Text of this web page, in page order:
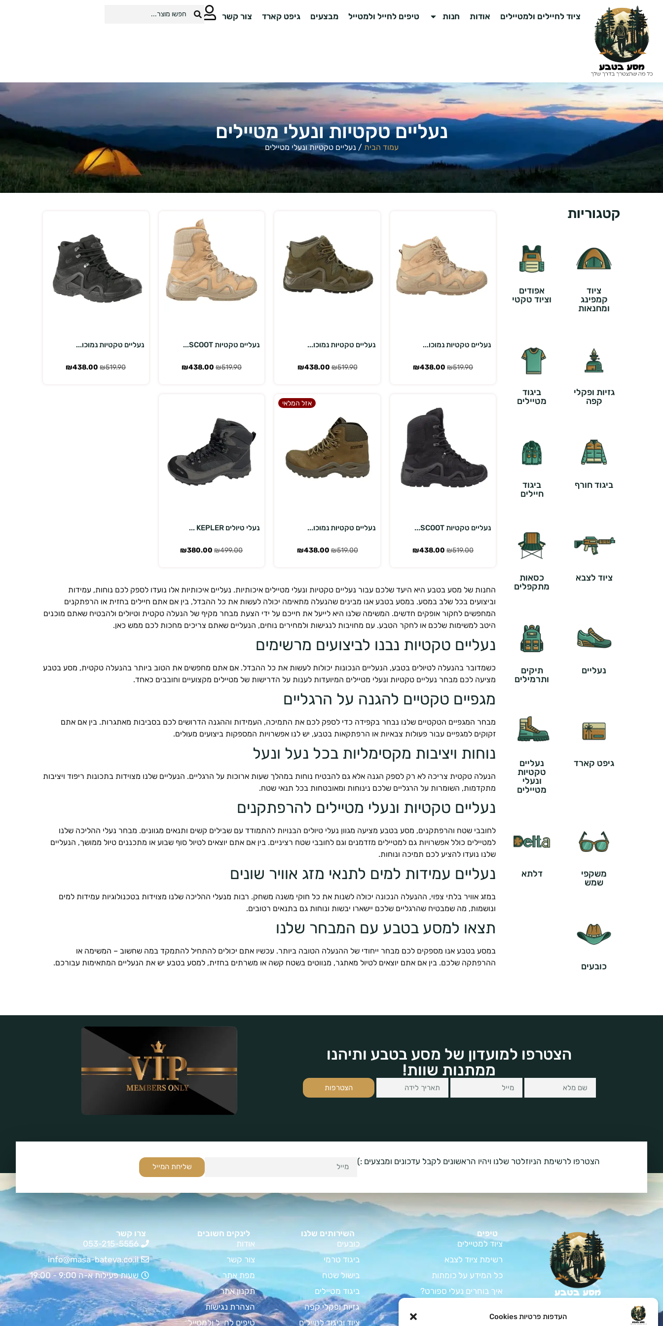
העדפות פרטיות Cookies
ציוד לחיילים ולמטיילים אודות חנות טיפים לחייל ולמטייל מבצעים גיפט קארד צור קשר
נעליים טקטיות ונעלי מטיילים
עמוד הבית / נעליים טקטיות ונעלי מטיילים
קטגוריות
ציוד
קמפינג
ומחנאות
אפודים
וציוד טקטי
גזיות ופקלי
קפה
ביגוד
מטיילים
ביגוד חורף
ביגוד
חיילים
ציוד לצבא
כסאות
מתקפלים
נעליים
תיקים
ותרמילים
גיפט קארד
נעליים
טקטיות
ונעלי
מטיילים
משקפי
שמש
דלתא
כובעים
נעליים טקטיות נמוכו...
₪519.90
₪438.00
נעליים טקטיות נמוכו...
₪519.90
₪438.00
נעליים טקטיות SCOOT...
₪519.90
₪438.00
נעליים טקטיות נמוכו...
₪519.90
₪438.00
נעליים טקטיות SCOOT...
₪519.00
₪438.00
אזל המלאי
נעליים טקטיות נמוכו...
₪519.00
₪438.00
נעלי טיולים KEPLER ...
₪499.00
₪380.00
החנות של מסע בטבע היא היעד שלכם עבור נעליים טקטיות ונעלי מטיילים איכותיות. נעליים איכותיות אלו נועדו לספק לכם נוחות, עמידות
וביצועים בכל שלב במסע. במסע בטבע אנו מבינים שהנעלה מתאימה יכולה לעשות את כל ההבדל, בין אם אתם חיילים בחזית או הרפתקנים
המחפשים לחקור אופקים חדשים. המשימה שלנו היא לייעל את חייכם על ידי הצעת מבחר מקיף של הנעלה טקטית וטיולים ולהבטיח שאתם מוכנים
היטב למשימות שלכם או לחקר הטבע. עם מחויבות לנגישות ולמחירים נוחים, הנעליים שאתם צריכים מחכות לכם ממש כאן.
נעליים טקטיות נבנו לביצועים מרשימים
כשמדובר בהנעלה לטיולים בטבע, הנעליים הנכונות יכולות לעשות את כל ההבדל. אם אתם מחפשים את הטוב ביותר בהנעלה טקטית, מסע בטבע
מציעה לכם מבחר נעליים טקטיות ונעלי מטיילים המיועדות לענות על הדרישות של מטיילים מקצועיים וחובבים כאחד.
מגפיים טקטיים להגנה על הרגליים
מבחר המגפיים הטקטיים שלנו נבחר בקפידה כדי לספק לכם את התמיכה, העמידות וההגנה הדרושים לכם בסביבות מאתגרות. בין אם אתם
זקוקים למגפיים עבור פעולות צבאיות או הרפתקאות בטבע, יש לנו אפשרויות המספקות ביצועים מעולים.
נוחות ויציבות מקסימליות בכל נעל ונעל
הנעלה טקטית צריכה לא רק לספק הגנה אלא גם להבטיח נוחות במהלך שעות ארוכות על הרגליים. הנעליים שלנו מצוידות בתכונות ריפוד ויציבות
מתקדמות, השומרות על הרגליים שלכם נינוחות ומאובטחות בכל תנאי שטח.
נעליים טקטיות ונעלי מטיילים להרפתקנים
לחובבי שטח והרפתקנים, מסע בטבע מציעה מגוון נעלי טיולים הבנויות להתמודד עם שבילים קשים ותנאים מגוונים. מבחר נעלי ההליכה שלנו
למטיילים כולל אפשרויות גם למטיילים מזדמנים וגם לחובבי שטח רציניים. בין אם אתם יוצאים לטיול סוף שבוע או מתכננים טיול ממושך, הנעליים
שלנו נועדו להציע לכם תמיכה ונוחות.
נעליים עמידות למים לתנאי מזג אוויר שונים
במזג אוויר בלתי צפוי, ההנעלה הנכונה יכולה לשנות את כל חוקי משנה משחק. רבות מנעלי ההליכה שלנו מצוידות בטכנולוגיות עמידות למים
ונושמות, מה שמבטיח שהרגליים שלכם יישארו יבשות ונוחות גם בתנאים רטובים.
תצאו למסע בטבע עם המבחר שלנו
במסע בטבע אנו מספקים לכם מבחר ייחודי של ההנעלה הטובה ביותר. עכשיו אתם יכולים להתחיל להתמקד במה שחשוב – המשימה או
ההרפתקה שלכם. בין אם אתם יוצאים לטיול מאתגר, מנווטים בשטח קשה או משרתים בחזית, למסע בטבע יש את הנעליים המתאימות עבורכם.
הצטרפו למועדון של מסע בטבע ותיהנו
ממתנות שוות!
הצטרפות
הצטרפו לרשימת הניוזלטר שלנו ויהיו הראשונים לקבל עדכונים ומבצעים :)
שליחת המייל
צאו למסע בלתי נשכח
בטבע עם כל הציוד לחיילים
טיפים
ציוד למטיילים
רשימת ציוד לצבא
כל המידע על כומתות
איך בוחרים נעלי ספורט?
ציוד למתגייס – המדריך המלא
השירותים שלנו
כובעים
ביגוד טרמי
בישול שטח
ביגוד מטיילים
גזיות ופקלי קפה
ציוד וביגוד לחיילים
לינקים חשובים
אודות
צור קשר
מפת אתר
תקנון אתר
הצהרת נגישות
טיפים לחייל ולמטייל
צרו קשר
053-215-5556
info@masa-bateva.co.il
שעות פעילות א-ה 9:00 - 19:00